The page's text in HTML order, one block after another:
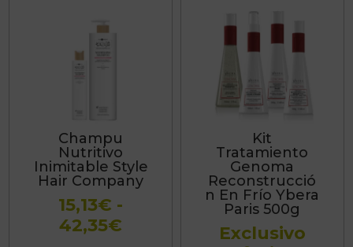
Champu
Nutritivo
Inimitable Style
Hair Company
15,13€ -
42,35€
opciones
se
pueden
elegir
Kit
Tratamiento
Genoma
Reconstrucció
n En Frío Ybera
Paris 500g
Exclusivo